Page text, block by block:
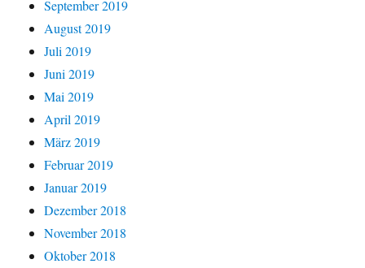
September 2019
August 2019
Juli 2019
Juni 2019
Mai 2019
April 2019
März 2019
Februar 2019
Januar 2019
Dezember 2018
November 2018
Oktober 2018